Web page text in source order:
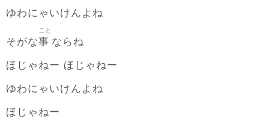
ゆわにゃいけんよね
そがな事
こと
ならね
ほじゃねー ほじゃねー
ゆわにゃいけんよね
ほじゃねー